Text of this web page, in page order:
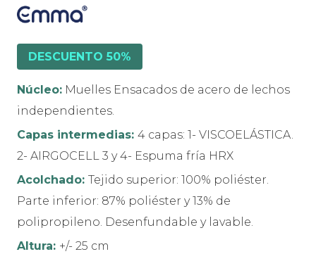
DESCUENTO 50%
Núcleo: Muelles Ensacados de acero de lechos
independientes.
Capas intermedias: 4 capas: 1- VISCOELÁSTICA.
2- AIRGOCELL 3 y 4- Espuma fría HRX
Acolchado: Tejido superior: 100% poliéster.
Parte inferior: 87% poliéster y 13% de
polipropileno. Desenfundable y lavable.
Altura: +/- 25 cm